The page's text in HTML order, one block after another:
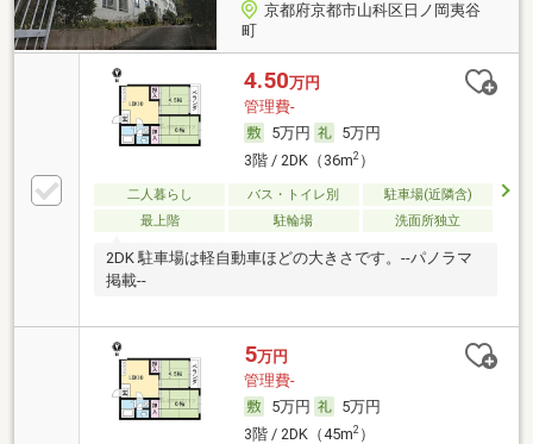
京都府京都市山科区日ノ岡夷谷
町
4.50万円
管理費-
5万円
5万円
3階 / 2DK（36m2）
二人暮らし バス・トイレ別
駐車場(近隣含)
最上階
駐輪場 洗面所独立
2DK 駐車場は軽自動車ほどの大きさです。--パノラマ
掲載--
5万円
管理費-
5万円
5万円
3階 / 2DK（45m2）